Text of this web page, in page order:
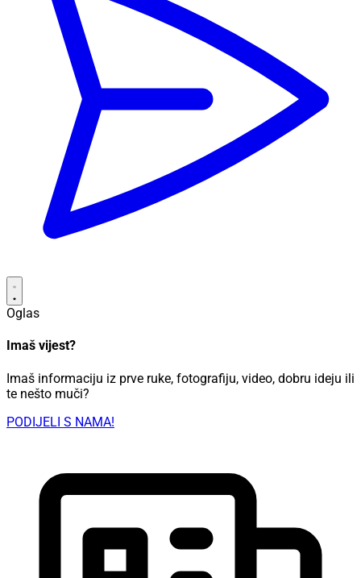
Oglas
Imaš vijest?
Imaš informaciju iz prve ruke, fotografiju, video, dobru ideju ili
te nešto muči?
PODIJELI S NAMA!